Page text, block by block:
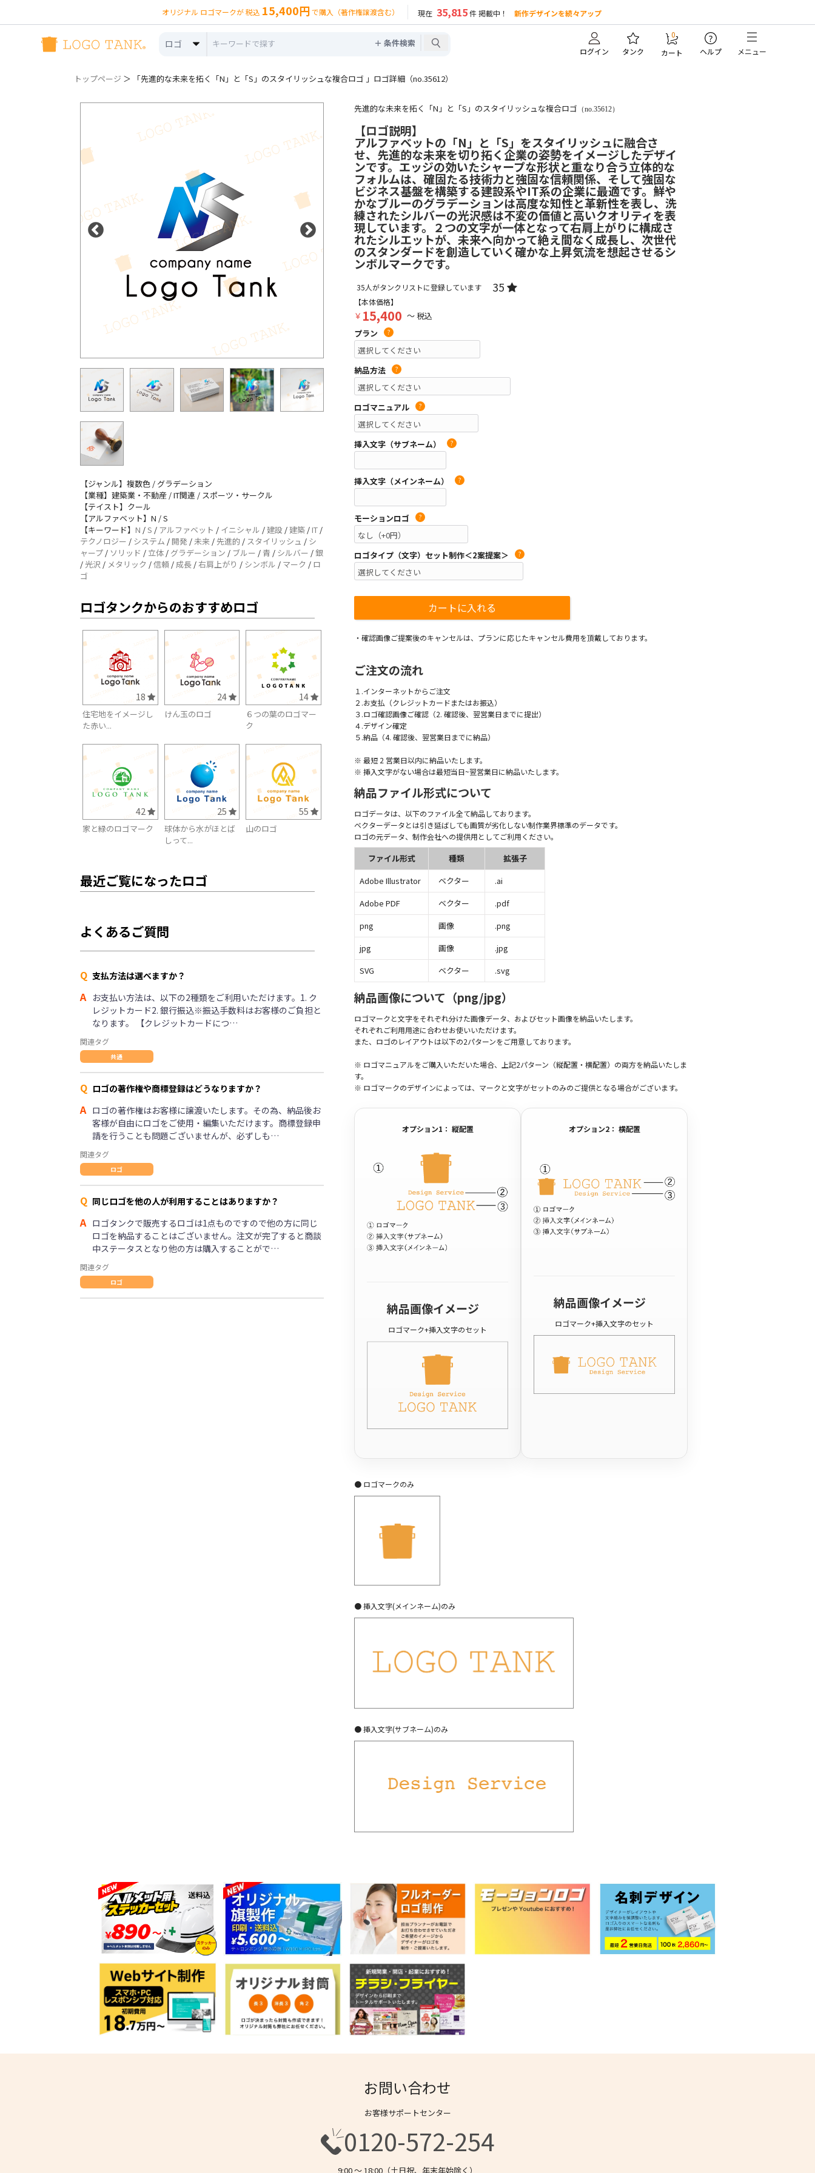
オリジナル ロゴマークが 税込 15,400円 で購入（著作権譲渡含む） 現在 35,815件 掲載中！ 新作デザインを続々アップ
ロゴ ＋ 条件検索
ログイン タンク
0
カート
?
ヘルプ メニュー
トップページ ＞ 「先進的な未来を拓く「N」と「S」のスタイリッシュな複合ロゴ 」ロゴ詳細（no.35612）
【ジャンル】複数色 / グラデーション
【業種】建築業・不動産 / IT関連 / スポーツ・サークル
【テイスト】クール
【アルファベット】N / S
【キーワード】 N /S / アルファベット / イニシャル /建設 /建築 /IT /
テクノロジー / システム /開発 / 未来 / 先進的 / スタイリッシュ / シ
ャープ / ソリッド / 立体 / グラデーション / ブルー / 青 / シルバー /銀
/光沢 / メタリック /信頼 / 成長 /右肩上がり / シンボル / マーク / ロ
ゴ
ロゴタンクからのおすすめロゴ
18
住宅地をイメージし
た赤い...
24
けん玉のロゴ
14
６つの葉のロゴマー
ク
42
家と緑のロゴマーク
25
球体から水がほとば
しって...
55
山のロゴ
最近ご覧になったロゴ
よくあるご質問
Q 支払方法は選べますか？
A お支払い方法は、以下の2種類をご利用いただけます。1. ク
レジットカード2. 銀行振込※振込手数料はお客様のご負担と
なります。 【クレジットカードにつ…
関連タグ
共通
Q ロゴの著作権や商標登録はどうなりますか？
A ロゴの著作権はお客様に譲渡いたします。その為、納品後お
客様が自由にロゴをご使用・編集いただけます。商標登録申
請を行うことも問題ございませんが、必ずしも…
関連タグ
ロゴ
Q 同じロゴを他の人が利用することはありますか？
A ロゴタンクで販売するロゴは1点ものですので他の方に同じ
ロゴを納品することはございません。注文が完了すると商談
中ステータスとなり他の方は購入することがで…
関連タグ
ロゴ
先進的な未来を拓く「N」と「S」のスタイリッシュな複合ロゴ （no.35612）
【ロゴ説明】
アルファベットの「N」と「S」をスタイリッシュに融合さ
せ、先進的な未来を切り拓く企業の姿勢をイメージしたデザイ
ンです。エッジの効いたシャープな形状と重なり合う立体的な
フォルムは、確固たる技術力と強固な信頼関係、そして強固な
ビジネス基盤を構築する建設系やIT系の企業に最適です。鮮や
かなブルーのグラデーションは高度な知性と革新性を表し、洗
練されたシルバーの光沢感は不変の価値と高いクオリティを表
現しています。２つの文字が一体となって右肩上がりに構成さ
れたシルエットが、未来へ向かって絶え間なく成長し、次世代
のスタンダードを創造していく確かな上昇気流を想起させるシ
ンボルマークです。
35人がタンクリストに登録しています 35
【本体価格】
￥ 15,400 ～ 税込
プラン
?
納品方法 ?
ロゴマニュアル ?
挿入文字（サブネーム） ?
挿入文字（メインネーム） ?
モーションロゴ ?
ロゴタイプ（文字）セット制作＜2案提案＞ ?
・確認画像ご提案後のキャンセルは、プランに応じたキャンセル費用を頂戴しております。
ご注文の流れ
１.インターネットからご注文
２.お支払（クレジットカードまたはお振込）
３.ロゴ確認画像ご確認（2. 確認後、翌営業日までに提出）
４.デザイン確定
５.納品（4. 確認後、翌営業日までに納品）
※ 最短 2 営業日以内に納品いたします。
※ 挿入文字がない場合は最短当日~翌営業日に納品いたします。
納品ファイル形式について
ロゴデータは、以下のファイル全て納品しております。
ベクターデータとは引き延ばしても画質が劣化しない制作業界標準のデータです。
ロゴの元データ、制作会社への提供用としてご利用ください。
ファイル形式 種類
拡張子
Adobe Illustrator
ベクター
.ai
Adobe PDF
ベクター
.pdf
png
画像
.png
jpg
画像
.jpg
SVG
ベクター .svg
納品画像について（png/jpg）
ロゴマークと文字をそれぞれ分けた画像データ、およびセット画像を納品いたします。
それぞれご利用用途に合わせお使いいただけます。
また、ロゴのレイアウトは以下の2パターンをご用意しております。
※ ロゴマニュアルをご購入いただいた場合、上記2パターン（縦配置・横配置）の両方を納品いたしま
す。
※ ロゴマークのデザインによっては、マークと文字がセットのみのご提供となる場合がございます。
オプション1： 縦配置
納品画像イメージ
ロゴマーク+挿入文字のセット
オプション2： 横配置
納品画像イメージ
ロゴマーク+挿入文字のセット
● ロゴマークのみ
● 挿入文字(メインネーム)のみ
● 挿入文字(サブネーム)のみ
お問い合わせ
お客様サポートセンター
0120-572-254
9:00 〜 18:00（土日祝、年末年始除く）